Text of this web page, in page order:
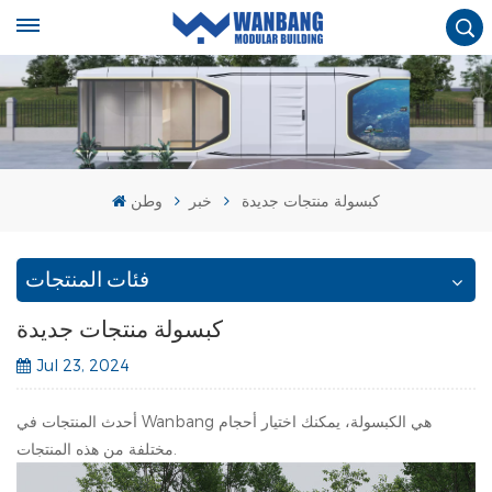
وطن خبر كبسولة منتجات جديدة
فئات المنتجات
كبسولة منتجات جديدة
Jul 23, 2024
أحدث المنتجات في Wanbang هي الكبسولة، يمكنك اختيار أحجام